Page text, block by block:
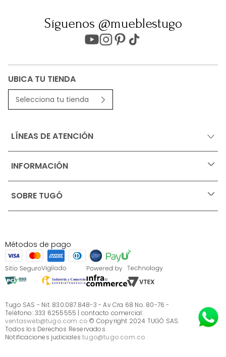
Síguenos @mueblestugo
UBICA TU TIENDA
Selecciona tu tienda
LÍNEAS DE ATENCIÓN
INFORMACIÓN +
Ofertas vigentes
Términos, condiciones y restricciones para productos
S.A.S
Términos, condiciones y restricciones Tugó S.A.S
Instructivo cuidado de muebles
Sé parte de Tugó
¿Quiénes somos?
Servicio al cliente
SOBRE TUGÓ +
¿Quieres vender en Tugó?
Métodos de pago
Tugo SAS - Nit. 830.087.848-3 - Av Cra 68 No. 80-76 -
Teléfono: 333 6255555 | contacto comercial:
ventasweb@tugo.com.co © Copyright 2024 TUGÓ SAS.
Todos los Derechos Reservados.
Notificaciones judicialestugo@tugo.com.co